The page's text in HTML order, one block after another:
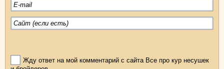
Жду ответ на мой комментарий с сайта Все про кур несушек